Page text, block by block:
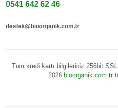
0541 642 62 46
destek@bioorganik.com.tr
Tüm kredi kartı bilgileriniz 256bit
2026 bioorganik.com.tr